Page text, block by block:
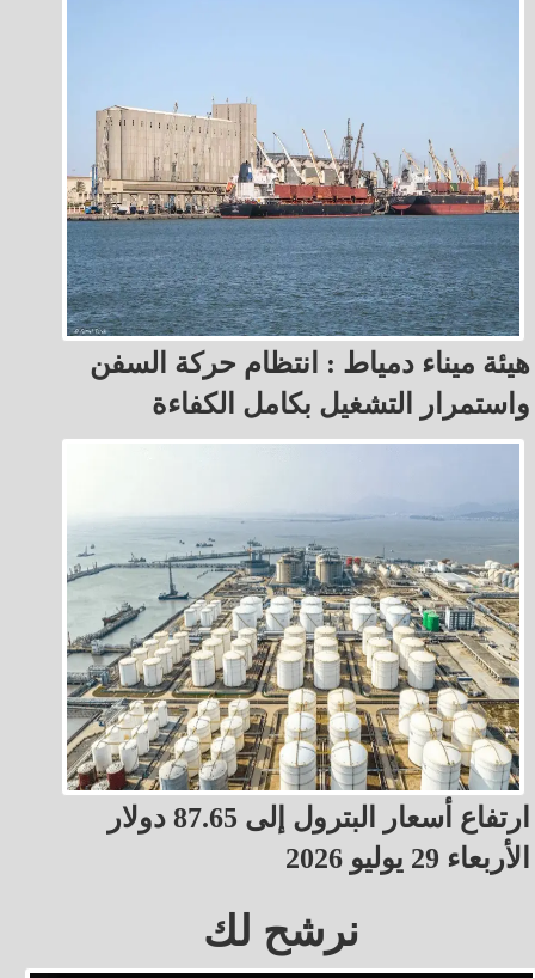
هيئة ميناء دمياط : انتظام حركة السفن
واستمرار التشغيل بكامل الكفاءة
ارتفاع أسعار البترول إلى 87.65 دولار
الأربعاء 29 يوليو 2026
نرشح لك